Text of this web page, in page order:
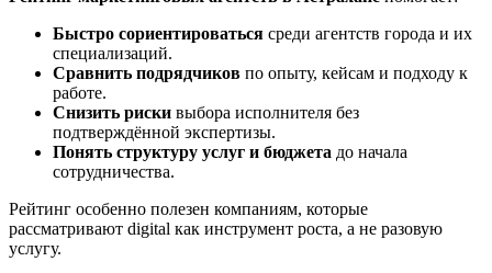
Быстро сориентироваться среди агентств города и их
специализаций.
Сравнить подрядчиков по опыту, кейсам и подходу к
работе.
Снизить риски выбора исполнителя без
подтверждённой экспертизы.
Понять структуру услуг и бюджета до начала
сотрудничества.
Рейтинг особенно полезен компаниям, которые
рассматривают digital как инструмент роста, а не разовую
услугу.